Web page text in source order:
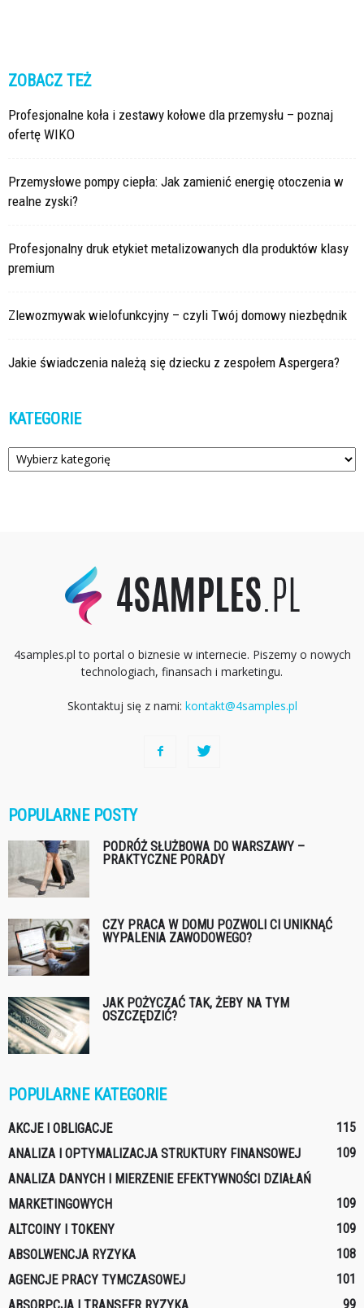
ZOBACZ TEŻ
Profesjonalne koła i zestawy kołowe dla przemysłu – poznaj
ofertę WIKO
Przemysłowe pompy ciepła: Jak zamienić energię otoczenia w
realne zyski?
Profesjonalny druk etykiet metalizowanych dla produktów klasy
premium
Zlewozmywak wielofunkcyjny – czyli Twój domowy niezbędnik
Jakie świadczenia należą się dziecku z zespołem Aspergera?
KATEGORIE
Kategorie
4samples.pl to portal o biznesie w internecie. Piszemy o nowych
technologiach, finansach i marketingu.
Skontaktuj się z nami: kontakt@4samples.pl
POPULARNE POSTY
PODRÓŻ SŁUŻBOWA DO WARSZAWY –
PRAKTYCZNE PORADY
CZY PRACA W DOMU POZWOLI CI UNIKNĄĆ
WYPALENIA ZAWODOWEGO?
JAK POŻYCZAĆ TAK, ŻEBY NA TYM
OSZCZĘDZIĆ?
POPULARNE KATEGORIE
AKCJE I OBLIGACJE
115
ANALIZA I OPTYMALIZACJA STRUKTURY FINANSOWEJ
109
ANALIZA DANYCH I MIERZENIE EFEKTYWNOŚCI DZIAŁAŃ
MARKETINGOWYCH
109
ALTCOINY I TOKENY
109
ABSOLWENCJA RYZYKA
108
AGENCJE PRACY TYMCZASOWEJ
101
99